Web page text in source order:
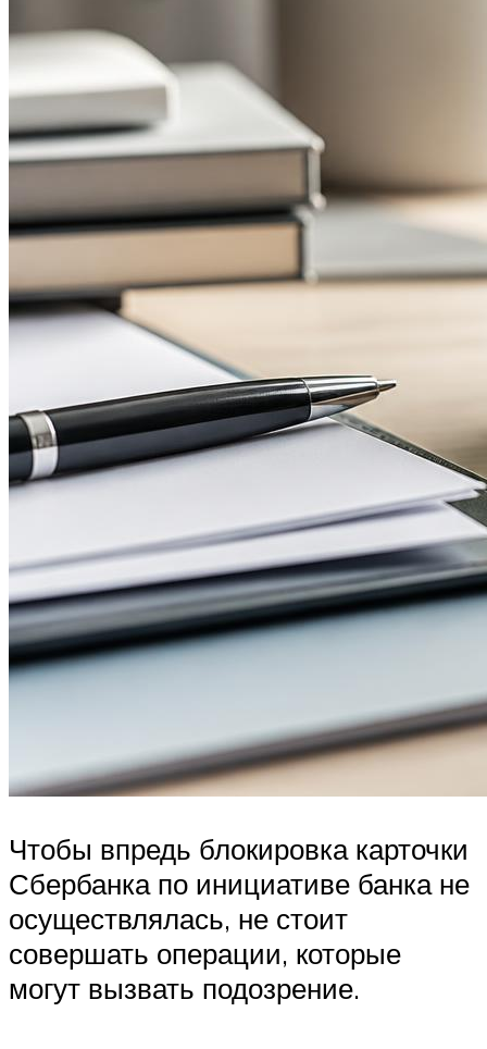
Чтобы впредь блокировка карточки
Сбербанка по инициативе банка не
осуществлялась, не стоит
совершать операции, которые
могут вызвать подозрение.